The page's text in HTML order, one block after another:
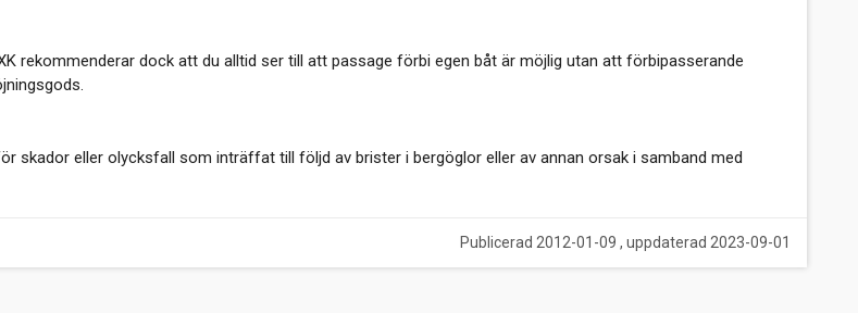
rekommenderar dock att du alltid ser till att passage förbi egen båt är möjlig utan att förbipasserande
skador eller olycksfall som inträffat till följd av brister i bergöglor eller av annan orsak i samband med
Publicerad 2012-01-09 , uppdaterad 2023-09-01